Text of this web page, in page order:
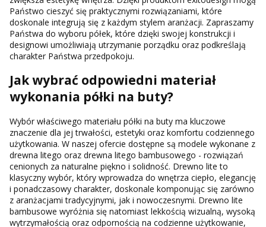
Państwo cieszyć się praktycznymi rozwiązaniami, które
doskonale integrują się z każdym stylem aranżacji. Zapraszamy
Państwa do wyboru półek, które dzięki swojej konstrukcji i
designowi umożliwiają utrzymanie porządku oraz podkreślają
charakter Państwa przedpokoju.
Jak wybrać odpowiedni materiał
wykonania półki na buty?
Wybór właściwego materiału półki na buty ma kluczowe
znaczenie dla jej trwałości, estetyki oraz komfortu codziennego
użytkowania. W naszej ofercie dostępne są modele wykonane z
drewna litego oraz drewna litego bambusowego - rozwiązań
cenionych za naturalne piękno i solidność. Drewno lite to
klasyczny wybór, który wprowadza do wnętrza ciepło, elegancję
i ponadczasowy charakter, doskonale komponując się zarówno
z aranżacjami tradycyjnymi, jak i nowoczesnymi. Drewno lite
bambusowe wyróżnia się natomiast lekkością wizualną, wysoką
wytrzymałością oraz odpornością na codzienne użytkowanie,